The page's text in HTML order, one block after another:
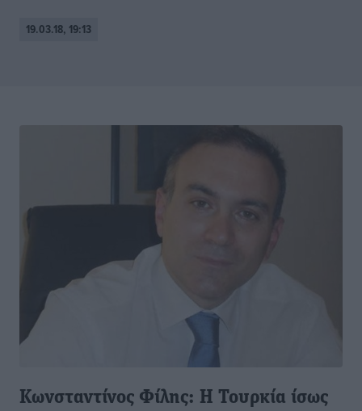
19.03.18, 19:13
Κωνσταντίνος Φίλης: Η Τουρκία ίσως